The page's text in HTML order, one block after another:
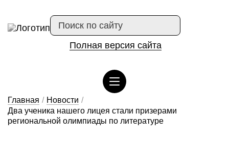
Полная версия сайта
Главная / Новости /
Два ученика нашего лицея стали призерами
региональной олимпиады по литературе